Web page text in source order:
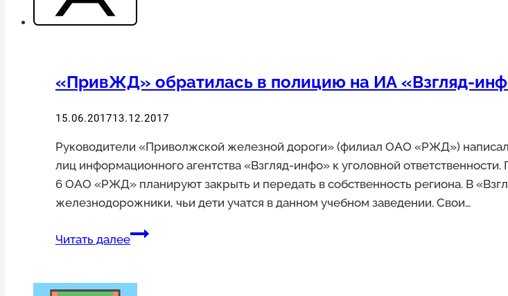
«ПривЖД» обратилась в полицию на ИА «Взгляд-
15.06.201713.12.2017
Руководители «Приволжской железной дороги» (филиал ОАО «РЖД»)
лиц информационного агентства «Взгляд-инфо» к уголовной
6 ОАО «РЖД» планируют закрыть и передать в собственность региона. В
железнодорожники, чьи дети учатся в данном учебном заведении. Свои…
Читать далее«ПривЖД»